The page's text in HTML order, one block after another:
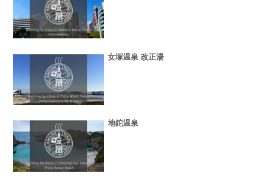
女塚温泉 改正湯
地鉈温泉